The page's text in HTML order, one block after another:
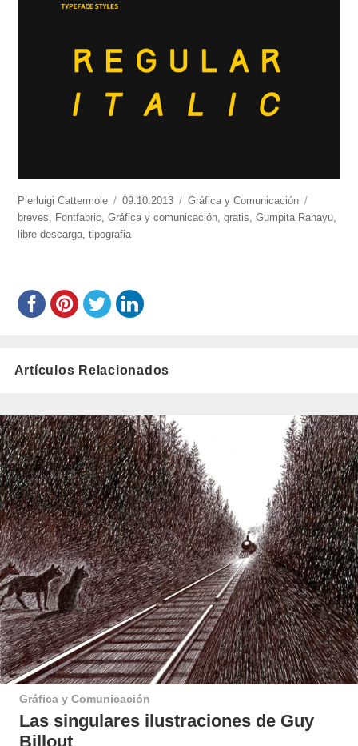
https://www.experimenta.es/author/pierluigi-
cattermole/
Pierluigi Cattermole
Publicado
el
09.10.2013 Categorías
Gráfica y Comunicación
breves
Fontfabric ,Gráfica y comunicación ,gratis ,Gumpita Rahayu
libre descarga ,tipografia
Artículos Relacionados
Gráfica y Comunicación
Las singulares ilustraciones de Guy
Billout